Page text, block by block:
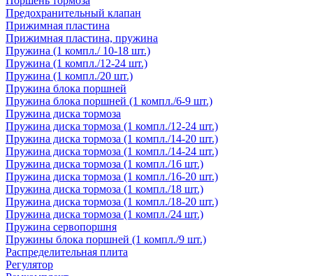
Предохранительный клапан
Прижимная пластина
Прижимная пластина, пружина
Пружина (1 компл./ 10-18 шт.)
Пружина (1 компл./12-24 шт.)
Пружина (1 компл./20 шт.)
Пружина блока поршней
Пружина блока поршней (1 компл./6-9 шт.)
Пружина диска тормоза
Пружина диска тормоза (1 компл./12-24 шт.)
Пружина диска тормоза (1 компл./14-20 шт.)
Пружина диска тормоза (1 компл./14-24 шт.)
Пружина диска тормоза (1 компл./16 шт.)
Пружина диска тормоза (1 компл./16-20 шт.)
Пружина диска тормоза (1 компл./18 шт.)
Пружина диска тормоза (1 компл./18-20 шт.)
Пружина диска тормоза (1 компл./24 шт.)
Пружина сервопоршня
Пружины блока поршней (1 компл./9 шт.)
Распределительная плита
Регулятор